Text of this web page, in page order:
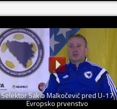
Selektor Sakib Malkočević pred U-17
Evropsko prvenstvo